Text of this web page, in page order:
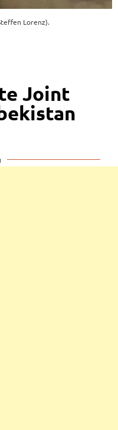
Lorenz).
Joint